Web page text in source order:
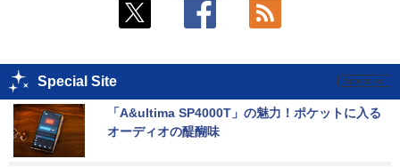
Special Site
「A&ultima SP4000T」の魅力！ポケットに入る
オーディオの醍醐味